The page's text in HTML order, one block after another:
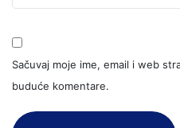
Sačuvaj moje ime, email i web
buduće komentare.